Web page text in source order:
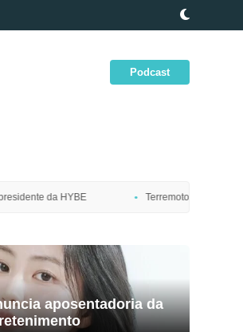
Podcast
Terremoto de magnitude 7,7 atinge costa nordeste do
aposentadoria da